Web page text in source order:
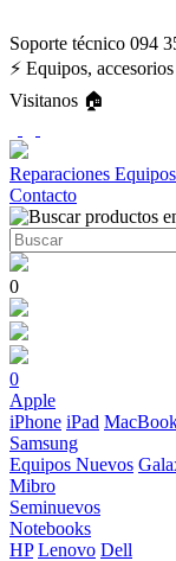
Soporte técnico 094
⚡ Equipos,
Visitanos 🏠
Reparaciones Equipos
Contacto
0
0
Apple
iPhone iPad
Samsung
Equipos Nuevos
Mibro
Seminuevos
Notebooks
HP Lenovo Dell